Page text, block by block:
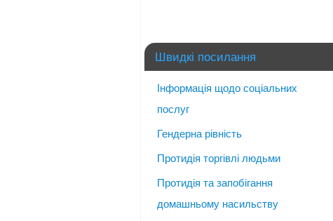
Швидкі посилання
Інформація щодо соціальних
послуг
Гендерна рівність
Протидія торгівлі людьми
Протидія та запобігання
домашньому насильству